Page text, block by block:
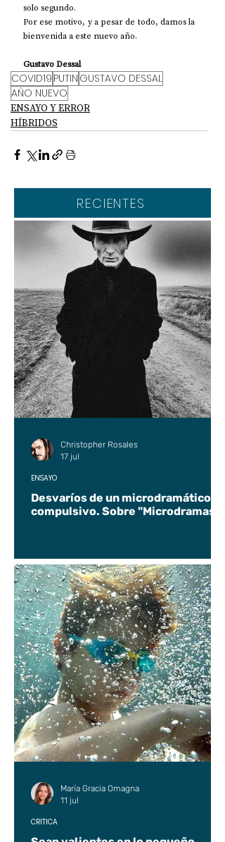
solo segundo.
Por ese motivo, y a pesar de todo, damos la
bienvenida a este nuevo año.
Gustavo Dessal
COVID19 PUTIN GUSTAVO DESSAL
AÑO NUEVO
ENSAYO Y ERROR
HÍBRIDOS
RECIENTES
Desvaríos de un microdramático
compulsivo. Sobre "Microdramas".
ENSAYO
Christopher Rosales
17 jul
CRÍTICA
María Gracia Omagna
11 jul